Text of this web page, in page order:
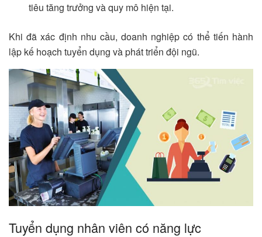
tiêu tăng trưởng và quy mô hiện tại.
Khi đã xác định nhu cầu, doanh nghiệp có thể tiến hành
lập kế hoạch tuyển dụng và phát triển đội ngũ.
Tuyển dụng nhân viên có năng lực